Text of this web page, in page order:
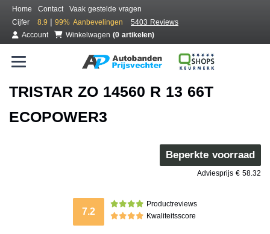
Home Contact
Vaak gestelde vragen
Cijfer
8.9 | 99% Aanbevelingen
5403 Reviews
Account
Winkelwagen (0 artikelen)
TRISTAR ZO 14560 R 13 66T
ECOPOWER3
Beperkte voorraad
Adviesprijs € 58.32
7.2
Productreviews
Kwaliteitsscore